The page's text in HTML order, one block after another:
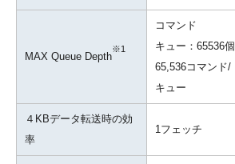
MAX Queue Depth
※1
コマンド
キュー：65536個
65,536コマンド/
キュー
４KBデータ転送時の効
率
1フェッチ